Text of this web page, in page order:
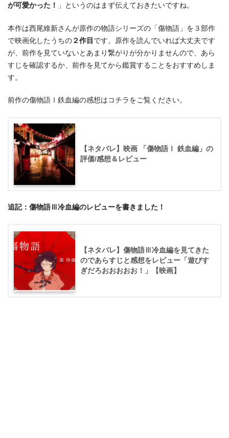
が可愛かった！
」というのはまず伝えておきたいですね。
本作は西尾維新さんが原作の物語シリーズの「傷物語」を３部作
で映画化したうちの ２作目 です。原作を読んでいれば大丈夫です
が、前作を見ていないとあまり繋がりが分かりませんので、あら
すじを確認するか、前作を見てから鑑賞することをおすすめしま
す。
前作の傷物語Ⅰ鉄血編の感想はコチラをご覧ください。
【ネタバレ】映画 「傷物語Ⅰ 鉄血編」の
評価/感想＆レビュー
追記：傷物語Ⅲ冷血編のレビューを書きました！
【ネタバレ】傷物語Ⅲ冷血編を見てきた
のであらすじと感想をレビュー「遊びす
ぎだろおおおおお！」【映画】